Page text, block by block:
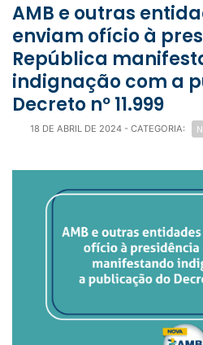
AMB e outras entidades médicas
enviam ofício à
República
indignação com a
Decreto nº 11.999
18 DE ABRIL DE 2024 - CATEGORIA: